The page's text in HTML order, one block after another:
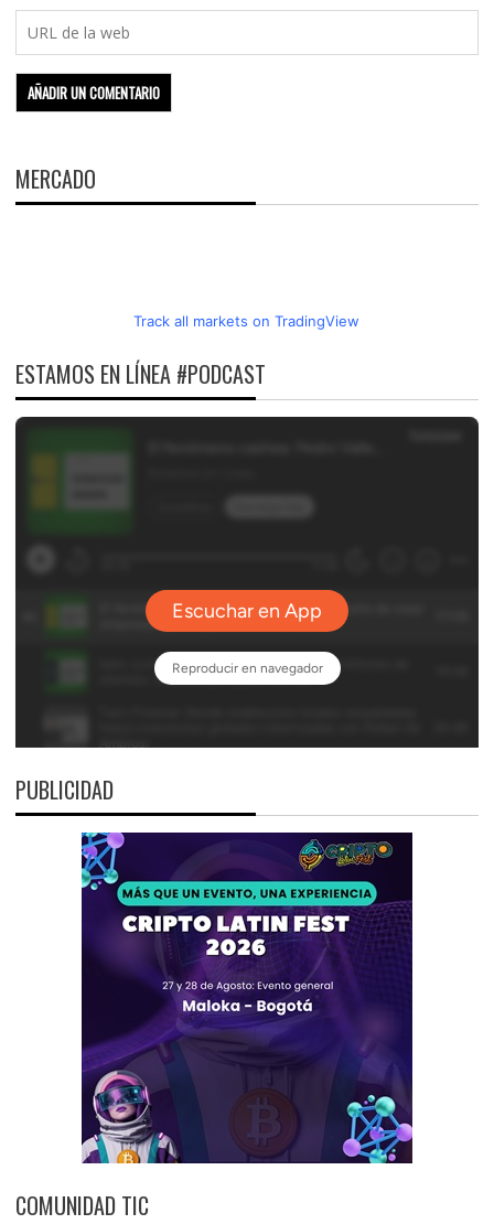
MERCADO
Track all markets on TradingView
ESTAMOS EN LÍNEA #PODCAST
PUBLICIDAD
COMUNIDAD TIC